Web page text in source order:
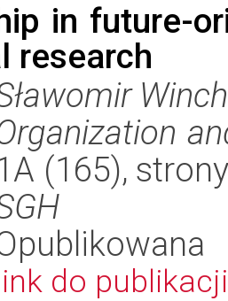
in future-
research
Winch
(165),
do publikacji